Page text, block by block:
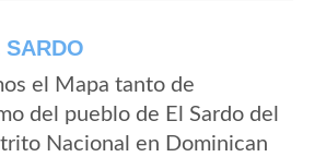
SARDO
el Mapa tanto de
del pueblo de El Sardo del
Nacional en Dominican